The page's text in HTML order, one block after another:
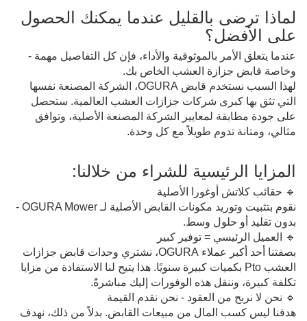
لماذا ترضى بالقليل عندما يمكنك الحصول
على الأفضل؟
عندما يتعلق الأمر بالموثوقية والأداء، فإن كل التفاصيل مهمة -
وخاصة قابض جزازة العشب الخاص بك.
لهذا السبب نستخدم قابض OGURA، الشركة المصنعة نفسها
التي تثق بها كبرى شركات جزازات العشب العالمية. ستحصل
على جودة مطابقة لمعايير الشركة المصنعة الأصلية، وتوافق
مثالي، ومتانة تدوم طويلاً مع كل وحدة.
المزايا الرئيسية للشراء من خلالنا:
🔹 حقائب كلاتش أوغورا الأصلية
نقوم بتثبيت وتوريد مكونات القابض الأصلية لـ OGURA Mower -
بدون تقليد أو حلول وسط.
🔹 العميل الرئيسي = توفير كبير
بصفتنا أحد أكبر عملاء OGURA، نشتري وحدات قابض جزازات
العشب Pto بكميات كبيرة سنويًا. هذا يتيح لنا الاستفادة من مزايا
تكلفة كبيرة، وننقل هذه الوفورات إليك مباشرةً.
🔹 نحن لا نربح من العقود - نحن نقدم القيمة
هدفنا ليس كسب المال من مبيعات القابض. بدلاً من ذلك، نهدف